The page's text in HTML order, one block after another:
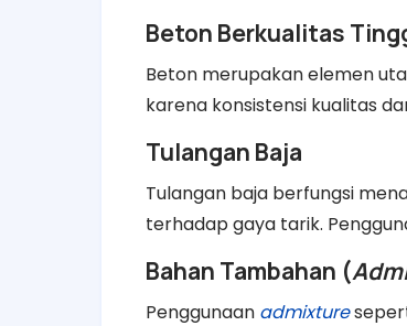
Beton Berkualitas
Beton merupakan elemen
karena konsistensi kualitas
Tulangan Baja
Tulangan baja berfungsi
terhadap gaya tarik.
Bahan Tambahan (
Penggunaan admixture